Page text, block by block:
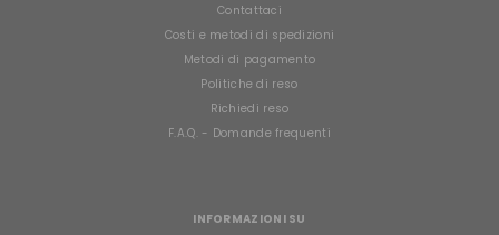
Contattaci
Costi e metodi di spedizioni
Metodi di pagamento
Politiche di reso
Richiedi reso
F.A.Q. - Domande frequenti
INFORMAZIONI SU